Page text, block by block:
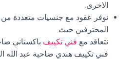
الاخرى.
نوفر عقود مع جنسيات متعددة من
المحترفين حيث
نتعاقد مع فني تكييف باكستاني
فني تكييف هندي ضاحية عبد الله